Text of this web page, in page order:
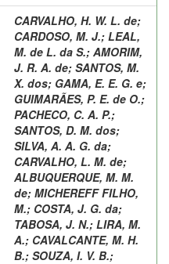
CARVALHO, H. W. L. de;
CARDOSO, M. J.; LEAL,
M. de L. da S.; AMORIM,
J. R. A. de; SANTOS, M.
X. dos; GAMA, E. E. G. e;
GUIMARÃES, P. E. de O.;
PACHECO, C. A. P.;
SANTOS, D. M. dos;
SILVA, A. A. G. da;
CARVALHO, L. M. de;
ALBUQUERQUE, M. M.
de; MICHEREFF FILHO,
M.; COSTA, J. G. da;
TABOSA, J. N.; LIRA, M.
A.; CAVALCANTE, M. H.
B.; SOUZA, I. V. B.;